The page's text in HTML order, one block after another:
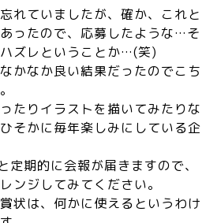
れていましたが、確か、これと
ったので、応募したような…そ
ズレということか…(笑)
かなか良い結果だったのでこち
たりイラストを描いてみたりな
そかに毎年楽しみにしている企
定期的に会報が届きますので、
ンジしてみてください。
状は、何かに使えるというわけ